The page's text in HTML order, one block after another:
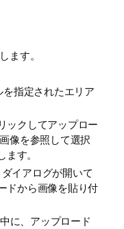
ます。
指定されたエリア
ックしてアップロー
像を参照して選択
す。
イアログが開いて
ドから画像を貼り付
に、アップロード